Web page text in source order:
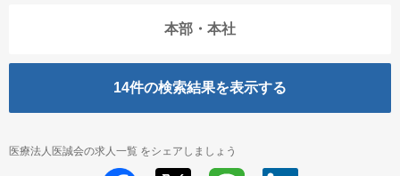
本部・本社
14件の検索結果を表示する
医療法人医誠会の求人一覧 をシェアしましょう